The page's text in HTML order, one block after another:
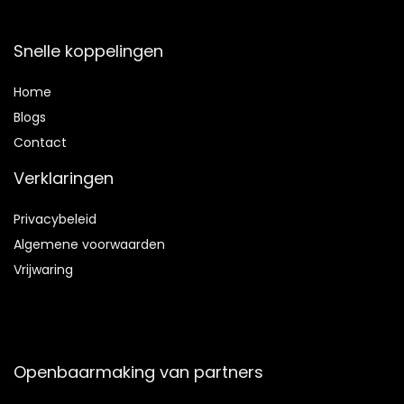
Snelle koppelingen
Home
Blogs
Contact
Verklaringen
Privacybeleid
Algemene voorwaarden
Vrijwaring
Openbaarmaking van partners